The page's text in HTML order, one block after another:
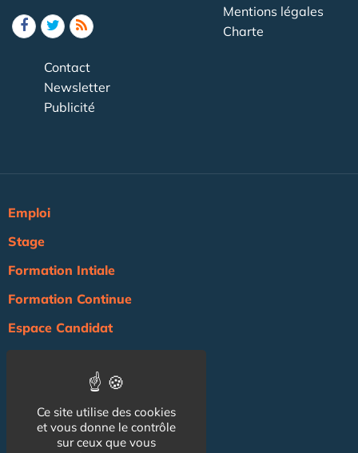
Mentions légales
Charte
Contact
Newsletter
Publicité
Emploi
Stage
Formation Intiale
Formation Continue
Espace Candidat
Agenda
NOS AUTRES SITES :
Ce site utilise des cookies
et vous donne le contrôle
sur ceux que vous